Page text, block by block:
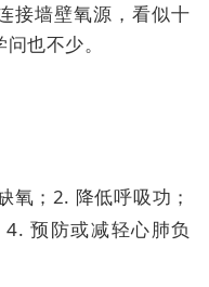
接墙壁氧源，看似十
也不少。
氧； 2. 降低呼吸功；
4. 预防或减轻心肺负